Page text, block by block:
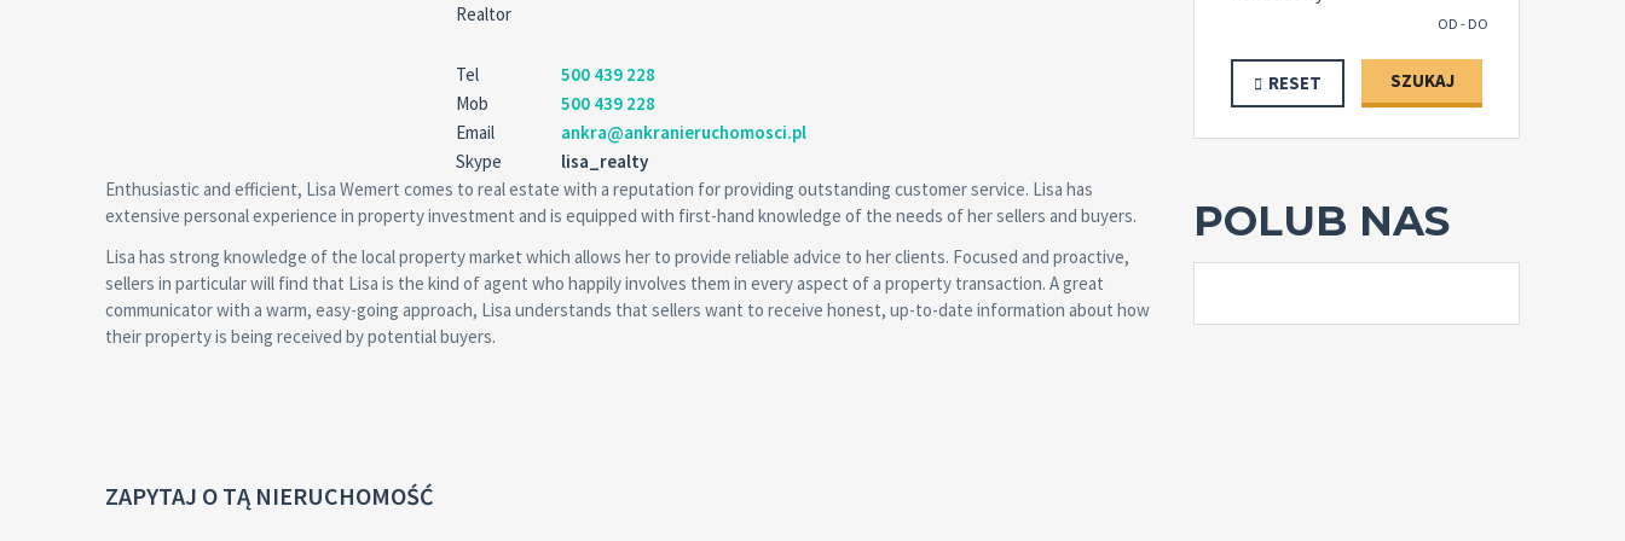
Realtor
Tel
500 439 228
Mob
500 439 228
Email
ankra@ankranieruchomosci.pl
Skype
lisa_realty
Enthusiastic and efficient, Lisa Wemert comes to real estate with a reputation for providing outstanding customer service. Lisa has
extensive personal experience in property investment and is equipped with first-hand knowledge of the needs of her sellers and buyers.
Lisa has strong knowledge of the local property market which allows her to provide reliable advice to her clients. Focused and proactive,
sellers in particular will find that Lisa is the kind of agent who happily involves them in every aspect of a property transaction. A great
communicator with a warm, easy-going approach, Lisa understands that sellers want to receive honest, up-to-date information about how
their property is being received by potential buyers.
ZAPYTAJ O TĄ NIERUCHOMOŚĆ
OD - DO
RESET SZUKAJ
POLUB NAS